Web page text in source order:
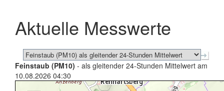
schließen
Aktuelle Messwerte
Feinstaub (PM10) - als gleitender 24-Stunden Mittelwert am
10.08.2026 04:30